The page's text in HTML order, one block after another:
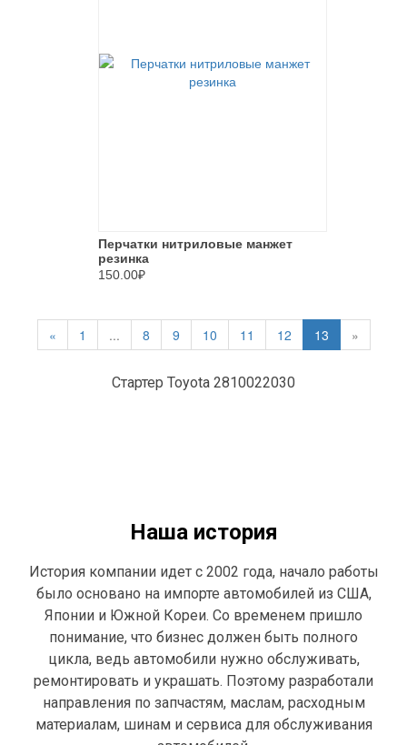
Перчатки нитриловые манжет
резинка
150.00₽
« 1 ... 8 9 10 11 12 13 »
Стартер Toyota 2810022030
Наша история
История компании идет с 2002 года, начало работы
было основано на импорте автомобилей из США,
Японии и Южной Кореи. Со временем пришло
понимание, что бизнес должен быть полного
цикла, ведь автомобили нужно обслуживать,
ремонтировать и украшать. Поэтому разработали
направления по запчастям, маслам, расходным
материалам, шинам и сервиса для обслуживания